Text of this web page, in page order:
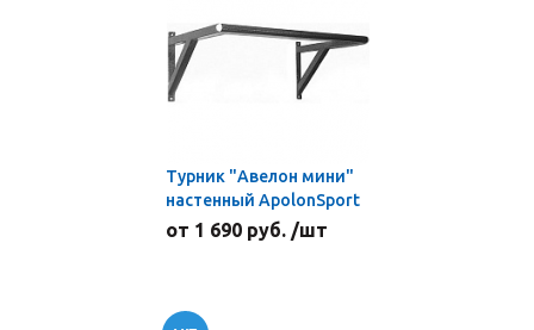
Турник "Авелон мини"
настенный ApolonSport
от 1 690 руб. /шт